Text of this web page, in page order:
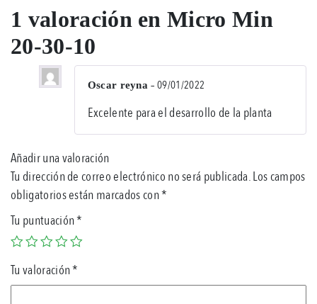
1 valoración enMicro Min
20-30-10
de
Oscar reyna– 09/01/2022
Excelente para el desarrollo de la planta
Añadir una valoración
Tu dirección de correo electrónico no será publicada.Los campos
obligatorios están marcados con*
Tu puntuación*
Tu valoración*